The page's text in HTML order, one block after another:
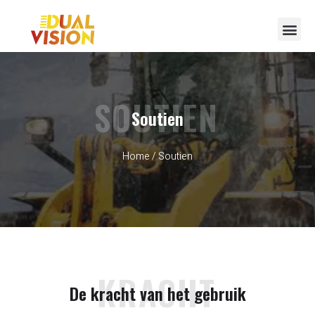
Soutien
Home/ Soutien
SOUTIEN
De kracht van het gebruik
KRACHT